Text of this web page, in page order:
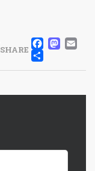
SHARE